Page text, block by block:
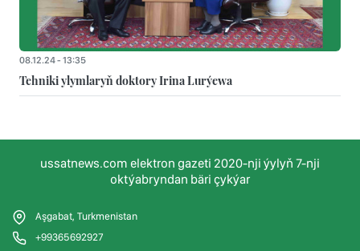
08.12.24 - 13:35
Tehniki ylymlaryň doktory Irina Lurýewa
ussatnews.com elektron gazeti 2020-nji ýylyň 7-nji
oktýabryndan bäri çykýar
Aşgabat, Turkmenistan
+99365692927